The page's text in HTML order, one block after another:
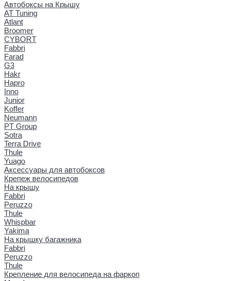
Автобоксы на Крышу
AT Tuning
Atlant
Broomer
CYBORT
Fabbri
Farad
G3
Hakr
Hapro
Inno
Junior
Koffer
Neumann
PT Group
Sotra
Terra Drive
Thule
Yuago
Аксессуары для автобоксов
Крепеж велосипедов
На крышу
Fabbri
Peruzzo
Thule
Whispbar
Yakima
На крышку багажника
Fabbri
Peruzzo
Thule
Крепление для велосипеда на фаркоп